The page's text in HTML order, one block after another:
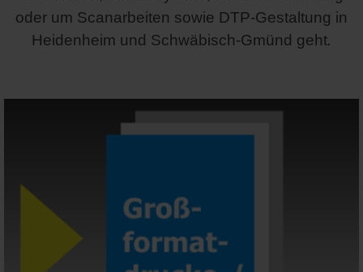
oder um Scanarbeiten sowie DTP-Gestaltung in
Heidenheim und Schwäbisch-Gmünd geht.